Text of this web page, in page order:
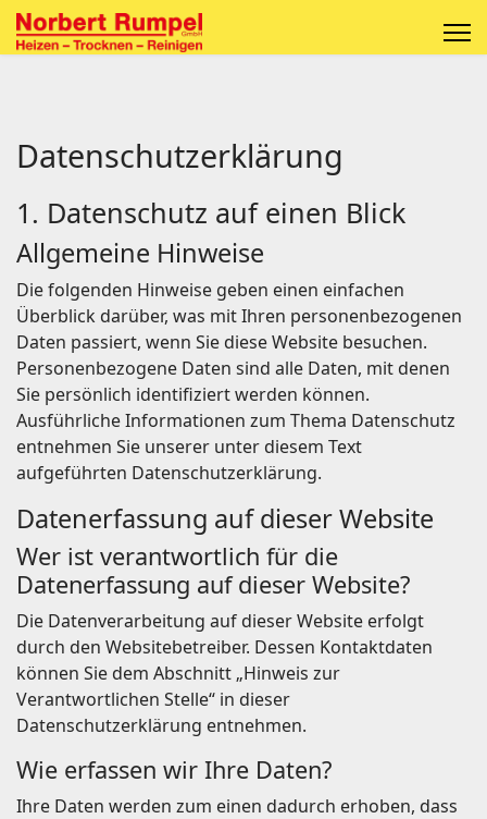
Datenschutzerklärung
1. Datenschutz auf einen Blick
Allgemeine Hinweise
Die folgenden Hinweise geben einen einfachen
Überblick darüber, was mit Ihren personenbezogenen
Daten passiert, wenn Sie diese Website besuchen.
Personenbezogene Daten sind alle Daten, mit denen
Sie persönlich identifiziert werden können.
Ausführliche Informationen zum Thema Datenschutz
entnehmen Sie unserer unter diesem Text
aufgeführten Datenschutzerklärung.
Datenerfassung auf dieser Website
Wer ist verantwortlich für die
Datenerfassung auf dieser Website?
Die Datenverarbeitung auf dieser Website erfolgt
durch den Websitebetreiber. Dessen Kontaktdaten
können Sie dem Abschnitt „Hinweis zur
Verantwortlichen Stelle“ in dieser
Datenschutzerklärung entnehmen.
Wie erfassen wir Ihre Daten?
Ihre Daten werden zum einen dadurch erhoben, dass